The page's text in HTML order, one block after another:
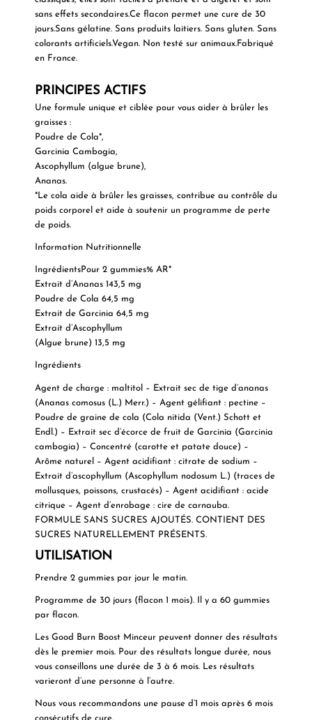
sans effets secondaires.Ce flacon permet une cure de 30
jours.Sans gélatine. Sans produits laitiers. Sans gluten. Sans
colorants artificiels.Vegan. Non testé sur animaux.Fabriqué
en France.
PRINCIPES ACTIFS
Une formule unique et ciblée pour vous aider à brûler les
graisses :
Poudre de Cola*,
Garcinia Cambogia,
Ascophyllum (algue brune),
Ananas.
*Le cola aide à brûler les graisses, contribue au contrôle du
poids corporel et aide à soutenir un programme de perte
de poids.
Information Nutritionnelle
IngrédientsPour 2 gummies% AR*
Extrait d’Ananas 143,5 mg
Poudre de Cola 64,5 mg
Extrait de Garcinia 64,5 mg
Extrait d’Ascophyllum
(Algue brune) 13,5 mg
Ingrédients
Agent de charge : maltitol – Extrait sec de tige d’ananas
(Ananas comosus (L.) Merr.) – Agent gélifiant : pectine –
Poudre de graine de cola (Cola nitida (Vent.) Schott et
Endl.) – Extrait sec d’écorce de fruit de Garcinia (Garcinia
cambogia) – Concentré (carotte et patate douce) –
Arôme naturel – Agent acidifiant : citrate de sodium –
Extrait d’ascophyllum (Ascophyllum nodosum L.) (traces de
mollusques, poissons, crustacés) – Agent acidifiant : acide
citrique – Agent d’enrobage : cire de carnauba.
FORMULE SANS SUCRES AJOUTÉS. CONTIENT DES
SUCRES NATURELLEMENT PRÉSENTS.
UTILISATION
Prendre 2 gummies par jour le matin.
Programme de 30 jours (flacon 1 mois). Il y a 60 gummies
par flacon.
Les Good Burn Boost Minceur peuvent donner des résultats
dès le premier mois. Pour des résultats longue durée, nous
vous conseillons une durée de 3 à 6 mois. Les résultats
varieront d’une personne à l’autre.
Nous vous recommandons une pause d’1 mois après 6 mois
consécutifs de cure.